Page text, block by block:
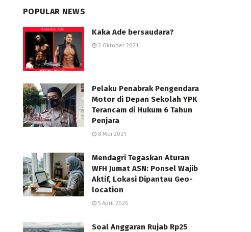
POPULAR NEWS
Kaka Ade bersaudara?
3 Oktober 2021
Pelaku Penabrak Pengendara
Motor di Depan Sekolah YPK
Terancam di Hukum 6 Tahun
Penjara
8 Mei 2021
Mendagri Tegaskan Aturan
WFH Jumat ASN: Ponsel Wajib
Aktif, Lokasi Dipantau Geo-
location
5 April 2026
Soal Anggaran Rujab Rp25